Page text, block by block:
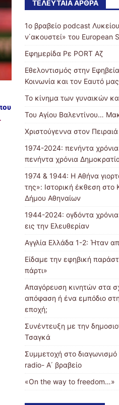
ΤΕΛΕΥΤΑΊΑ ΆΡΘΡΑ
1ο βραβείο podcast
ν΄ακουστεί» του European
Εφημερίδα Ρε PORT Αζ
Εθελοντισμός στην
Κοινωνία και τον Εαυτό μας
Το κίνημα των γυναικών
Του Αγίου Βαλεντίνου…
Χριστούγεννα στον Πειραιά
1974-2024: πενήντα
πενήντα χρόνια
1974 & 1944: Η Αθήνα
της»: Ιστορική έκθεση
Δήμου Αθηναίων
1944-2024: ογδόντα
εις την Ελευθερίαν
Αγγλία Ελλάδα 1-2: Ήταν
Είδαμε την εφηβική
πάρτι»
Απαγόρευση κινητών στα
απόφαση ή ένα εμπόδιο
εποχή;
Συνέντευξη με την
Τσαγκά
Συμμετοχή στο
radio- Α΄ βραβείο
«On the way to freedom…»